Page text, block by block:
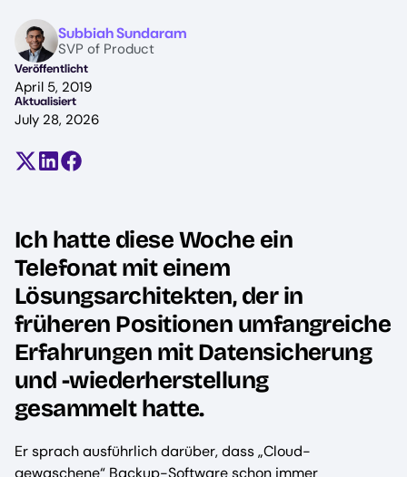
ImageSubbiah Sundaram
SVP of Product
Veröffentlicht
April 5, 2019
Aktualisiert
July 28, 2026
Teilen auf X (früher Twitter)
Auf LinkedIn teilen
Auf Facebook teilen
Ich hatte diese Woche ein
Telefonat mit einem
Lösungsarchitekten, der in
früheren Positionen umfangreiche
Erfahrungen mit Datensicherung
und -wiederherstellung
gesammelt hatte.
Er sprach ausführlich darüber, dass „Cloud-
gewaschene“ Backup-Software schon immer